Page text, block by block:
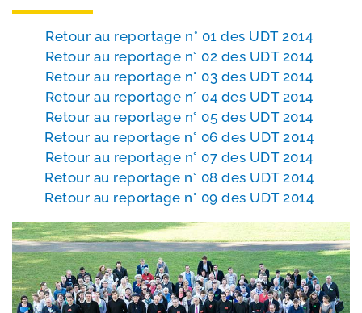
Retour au repor­tage n° 01 des UDT 2014
Retour au repor­tage n° 02 des UDT 2014
Retour au repor­tage n° 03 des UDT 2014
Retour au repor­tage n° 04 des UDT 2014
Retour au repor­tage n° 05 des UDT 2014
Retour au repor­tage n° 06 des UDT 2014
Retour au repor­tage n° 07 des UDT 2014
Retour au repor­tage n° 08 des UDT 2014
Retour au repor­tage n° 09 des UDT 2014